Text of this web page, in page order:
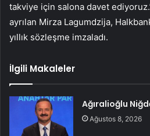
takviye için salona davet
ayrılan Mirza Lagumdzija,
yıllık sözleşme imzaladı.
İlgili Makaleler
Ağıralioğlu
Ağustos 8, 2026